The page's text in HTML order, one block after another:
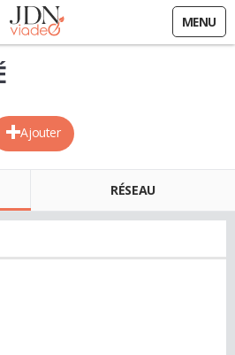
MENU
Ajouter
RÉSEAU